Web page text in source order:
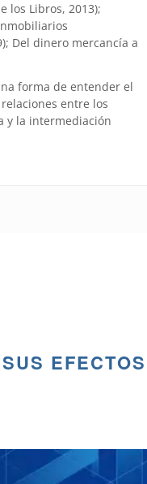
los Libros, 2013);
Del dinero mercancía a
forma de entender el
entre los
y la intermediación
EFECTOS